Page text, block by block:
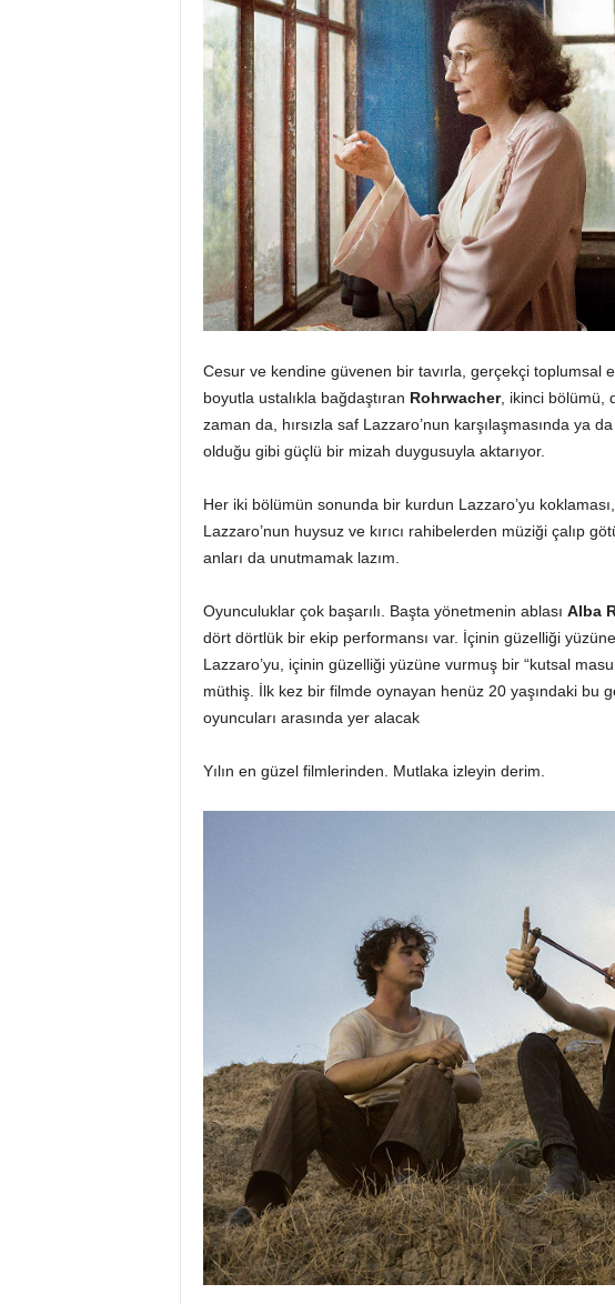
Cesur ve kendine güvenen bir tavırla, gerçekçi toplumsal
boyutla ustalıkla bağdaştıran Rohrwacher, ikinci bölümü,
zaman da, hırsızla saf Lazzaro’nun karşılaşmasında ya
olduğu gibi güçlü bir mizah duygusuyla aktarıyor.
Her iki bölümün sonunda bir kurdun Lazzaro’yu
Lazzaro’nun huysuz ve kırıcı rahibelerden müziği çalıp
anları da unutmamak lazım.
Oyunculuklar çok başarılı. Başta yönetmenin ablası Alba
dört dörtlük bir ekip performansı var. İçinin güzelliği
Lazzaro’yu, içinin güzelliği yüzüne vurmuş bir “kutsal
müthiş. İlk kez bir filmde oynayan henüz 20 yaşındaki bu
oyuncuları arasında yer alacak
Yılın en güzel filmlerinden. Mutlaka izleyin derim.